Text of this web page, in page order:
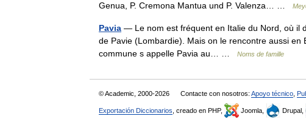
Genua, P. Cremona Mantua und P. Valenza… …
Pavia — Le nom est fréquent en Italie du Nord, où il
de Pavie (Lombardie). Mais on le rencontre aussi
commune s appelle Pavia au… …
Noms de famille
© Academic, 2000-2026 Contacte con nosotros: Apoyo técnico
Exportación Diccionarios , creado en PHP, Joomla, Drupal,